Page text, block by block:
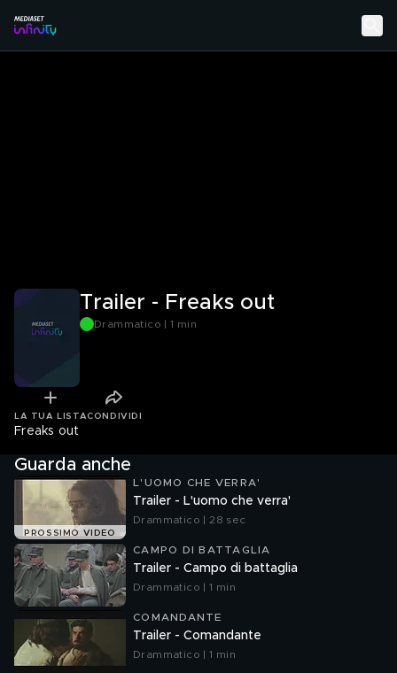
Trailer - Freaks out
Drammatico | 1 min
LA TUA LISTACONDIVIDI
Freaks out
Guarda anche
PROSSIMO VIDEO
L'UOMO CHE VERRA'
Trailer - L'uomo che verra'
Drammatico | 28 sec
CAMPO DI BATTAGLIA
Trailer - Campo di battaglia
Drammatico | 1 min
COMANDANTE
Trailer - Comandante
Drammatico | 1 min